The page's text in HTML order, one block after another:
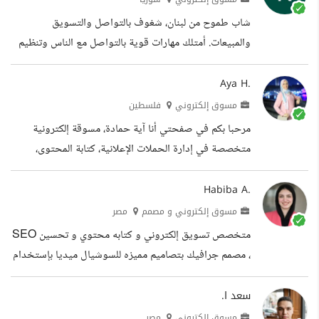
optimization, and scalable...
شاب طموح من لبنان، شغوف بالتواصل والتسويق
والمبيعات. أمتلك مهارات قوية بالتواصل مع الناس وتنظيم
الفعاليات الاجتماعية، وخبرة عملية بالتصميم البصري عبر
والتسويق الرقمي من خلال التعلم المستمر والالتزام.
الخبرات التعليم
Aya H.
مسوق إلكتروني فلسطين
مرحبا بكم في صفحتي أنا آية حمادة، مسوقة إلكترونية
متخصصة في إدارة الحملات الإعلانية، كتابة المحتوى،
والتعليق الصوتي. أقدم خبرتي الممتدة في مجال التسويق
الإلكتروني وإدارة مواقع التواصل الاجتماعي، حيث عملت
في عدة شركات ومؤسسات، وشاركت في تدريبات تقنية
ومهنية أثرت مهاراتي بشكل كبير. الخدمات التي أقدمها: 1-
إعداد خطط تسويقية احترافية باللغتين العربية والإنجليزية.
المتابعين وتحقيق نتائج فعالة....
Habiba A.
مسوق إلكتروني و مصمم مصر
متخصص تسويق إلكتروني و كتابه محتوي و تحسين SEO
، مصمم جرافيك بتصاميم مميزه للسوشيال ميديا بإستخدام
كانفا الخبرات التعليم
سعد ا.